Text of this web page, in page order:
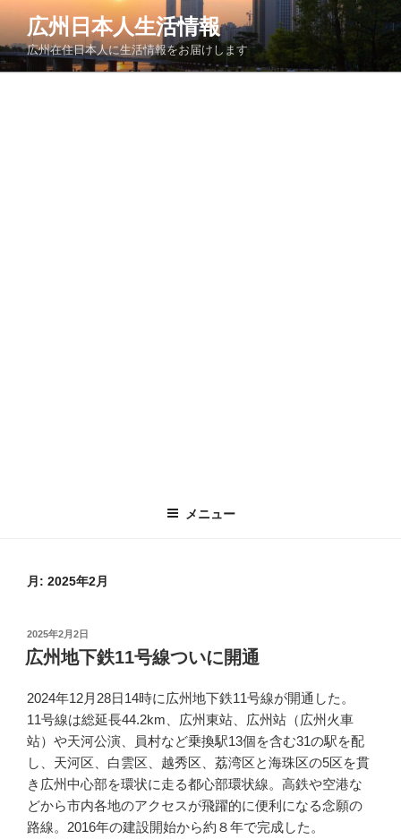
コ
ン
テ
ン
広州日本人生活情報
広州在住日本人に生活情報をお届けします
メニュー
月: 2025年2月
投
稿
日:
2025年2月2日
広州地下鉄11号線ついに開通
2024年12月28日14時に広州地下鉄11号線が開通した。
11号線は総延長44.2km、広州東站、広州站（広州火車
站）や天河公演、員村など乗換駅13個を含む31の駅を配
し、天河区、白雲区、越秀区、荔湾区と海珠区の5区を貫
き広州中心部を環状に走る都心部環状線。高鉄や空港な
どから市内各地のアクセスが飛躍的に便利になる念願の
路線。2016年の建設開始から約８年で完成した。